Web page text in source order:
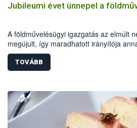
Jubileumi évet ünnepel a
A földművelésügyi igazgatás az elmúlt
megújult, így maradhatott irányítója
reményeim szerint egy erősebb, saját
magyar vidék felé vezet – fogalmazott
hivatalok fennállásának 25 évéről
TOVÁBB